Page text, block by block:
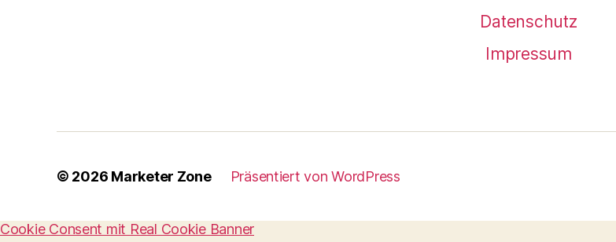
Datenschutz
Impressum
© 2026 Marketer Zone Präsentiert von WordPress
Cookie Consent mit Real Cookie Banner